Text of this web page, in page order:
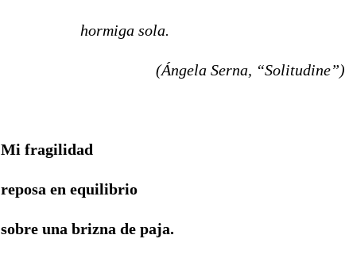
hormiga sola.
(Ángela Serna, “Solitudine”)
Mi fragilidad
reposa en equilibrio
sobre una brizna de paja.